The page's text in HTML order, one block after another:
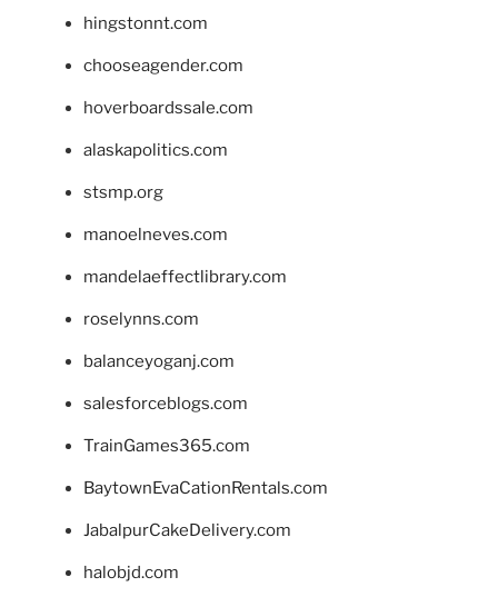
hingstonnt.com
chooseagender.com
hoverboardssale.com
alaskapolitics.com
stsmp.org
manoelneves.com
mandelaeffectlibrary.com
roselynns.com
balanceyoganj.com
salesforceblogs.com
TrainGames365.com
BaytownEvaCationRentals.com
JabalpurCakeDelivery.com
halobjd.com